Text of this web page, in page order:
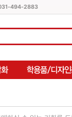
494-2883